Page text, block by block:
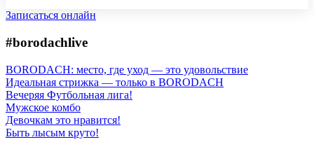
Записаться онлайн
#borodachlive
BORODACH: место, где уход — это удовольствие
Идеальная стрижка — только в BORODACH
Вечеряя Футбольная лига!
Мужское комбо
Девочкам это нравится!
Быть лысым круто!